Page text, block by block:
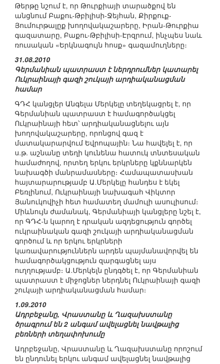
Թերթը նշում է, որ Թուրքիայի տարածքով են
անցնում Բաքու-Թբիլիսի-Ջեյհան, Քիրքուք-
Յումուրթալըք խողովակաշարերը, Իրան-Թուրքիա
գազատարը, Բաքու-Թբիլիսի-Էրզրում, ինչպես նաև
ռուսական «Երկնագույն հոսք» գազամուղները։
31.08.2010
Գերմանիան պատրաստ է ներդրումներ կատարել
Ուկրաինայի գազի շուկայի արդիականացման
համար
ԳԴՀ կանցլեր Անգելա Մերկելը տեղեկացրել է, որ
Գերմանիան պատրաստ է համագործակցել
Ուկրաինայի հետ՝ արդիականացնելու այն
խողովակաշարերը, որոնցով գազ է
մատակարարվում Եվրոպային։ Նա հավելել է, որ
ս.թ. աշնանը տեղի կունենա հատուկ տնտեսական
համաժողով, որտեղ երկու երկրները կքննարկեն
նախագծի մանրամասները։ Համապատասխան
հայտարարությամբ Ա.Մերկելը հանդես է եկել
Բեռլինում, Ուկրաինայի նախագահ Վիկտոր
Յանուկովիչի հետ համատեղ մամուլի ասուլիսում։
Միևնույն ժամանակ, Գերմանիայի կանցլերը նշել է,
որ ԳԴՀ-ն կարող է դրական ազդեցություն գործել
ուկրաինական գազի շուկայի արդիականացման
գործում և որ երկու երկրների
կառավարություններն արդեն պայմանավորվել են
համագործակցություն զարգացնել այս
ուղղությամբ։ Ա.Մերկելն ընդգծել է, որ Գերմանիան
պատրաստ է միջոցներ ներդնել Ուկրաինայի գազի
շուկայի արդիականացման համար։
1.09.2010
Ադրբեջանը, Վրաստանը և Ղազախստանը
ծրագրում են 2 անգամ ավելացնել նավթալից
բեռների տեղափոխումը
Ադրբեջանը, Վրաստանը և Ղազախստանը որոշում
են ընդունել երկու անգամ ավելացնել նավթալից